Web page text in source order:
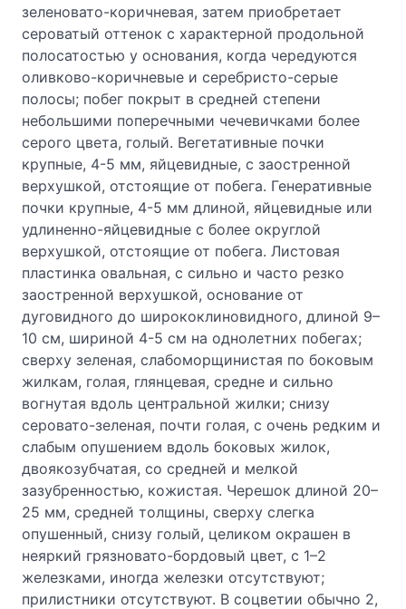
зеленовато-коричневая, затем приобретает
сероватый оттенок с характерной продольной
полосатостью у основания, когда чередуются
оливково-коричневые и серебристо-серые
полосы; побег покрыт в средней степени
небольшими поперечными чечевичками более
серого цвета, голый. Вегетативные почки
крупные, 4-5 мм, яйцевидные, с заостренной
верхушкой, отстоящие от побега. Генеративные
почки крупные, 4-5 мм длиной, яйцевидные или
удлиненно-яйцевидные с более округлой
верхушкой, отстоящие от побега. Листовая
пластинка овальная, с сильно и часто резко
заостренной верхушкой, основание от
дуговидного до ширококлиновидного, длиной 9–
10 см, шириной 4-5 см на однолетних побегах;
сверху зеленая, слабоморщинистая по боковым
жилкам, голая, глянцевая, средне и сильно
вогнутая вдоль центральной жилки; снизу
серовато-зеленая, почти голая, с очень редким и
слабым опушением вдоль боковых жилок,
двоякозубчатая, со средней и мелкой
зазубренностью, кожистая. Черешок длиной 20–
25 мм, средней толщины, сверху слегка
опушенный, снизу голый, целиком окрашен в
неяркий грязновато-бордовый цвет, с 1–2
железками, иногда железки отсутствуют;
прилистники отсутствуют. В соцветии обычно 2,